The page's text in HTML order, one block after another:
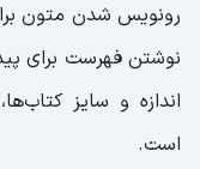
رونویس شدن متون
نوشتن فهرست برای
اندازه و سایز
است.